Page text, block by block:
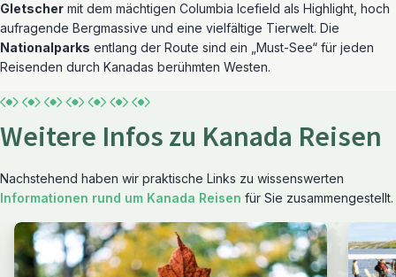
Gletscher mit dem mächtigen Columbia Icefield als Highlight, hoch
aufragende Bergmassive und eine vielfältige Tierwelt. Die
Nationalparks entlang der Route sind ein „Must-See“ für jeden
Reisenden durch Kanadas berühmten Westen.
Weitere Infos zu Kanada Reisen
Nachstehend haben wir praktische Links zu wissenswerten
Informationen rund um Kanada Reisen für Sie zusammengestellt.